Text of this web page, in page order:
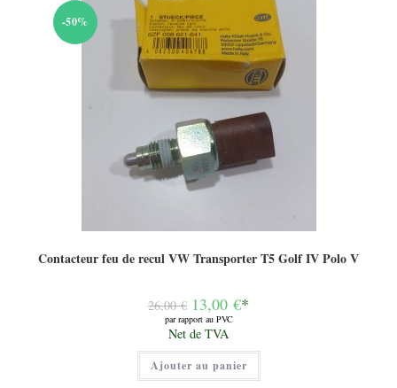
-50%
Contacteur feu de recul VW Transporter T5 Golf IV Polo V
26,00€ Le
prix
initial
était :
26,00 €.
13,00 €*
par rapport au PVC
Le
prix
actuel
est :
13,00 €.
Net de TVA
Ajouter au panier